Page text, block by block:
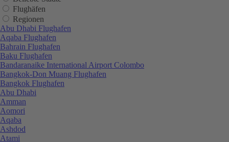
Flughäfen
Regionen
Abu Dhabi Flughafen
Aqaba Flughafen
Bahrain Flughafen
Baku Flughafen
Bandaranaike International Airport Colombo
Bangkok-Don Muang Flughafen
Bangkok Flughafen
Abu Dhabi
Amman
Aomori
Aqaba
Ashdod
Atami